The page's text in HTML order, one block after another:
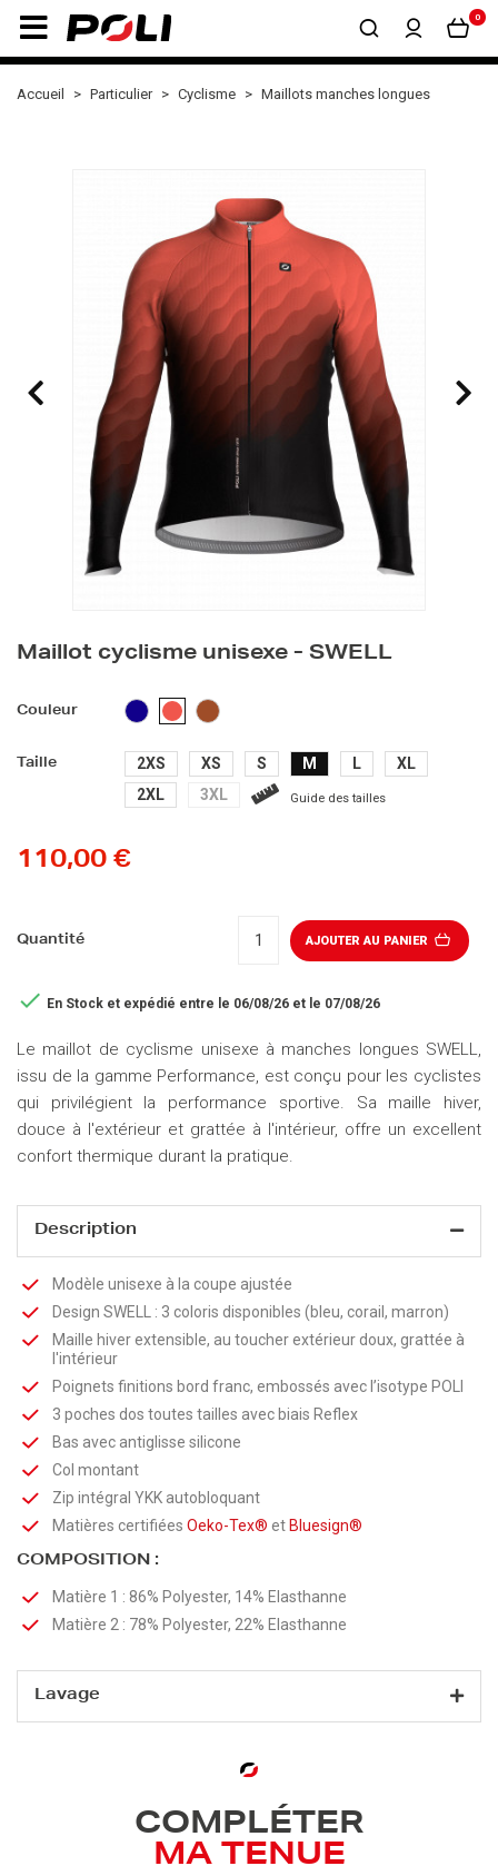
0
Accueil Particulier Cyclisme Maillots manches longues
Maillot cyclisme unisexe - SWELL
Couleur
BLEU
FONCÉ
CORAILMARRON
Taille 2XS XS S M L
XL
2XL
3XL Guide des tailles
110,00 €
Quantité AJOUTER AU PANIER
 En Stock et expédié entre le 06/08/26 et le 07/08/26
Le maillot de cyclisme unisexe à manches longues SWELL,
issu de la gamme Performance, est conçu pour les cyclistes
qui privilégient la performance sportive. Sa maille hiver,
douce à l'extérieur et grattée à l'intérieur, offre un excellent
confort thermique durant la pratique.
Description
Modèle unisexe à la coupe ajustée
Design SWELL : 3 coloris disponibles (bleu, corail, marron)
Maille hiver extensible, au toucher extérieur doux, grattée à
l'intérieur
Poignets finitions bord franc, embossés avec l’isotype POLI
3 poches dos toutes tailles avec biais Reflex
Bas avec antiglisse silicone
Col montant
Zip intégral YKK autobloquant
Matières certifiées Oeko-Tex® et Bluesign®
COMPOSITION :
Matière 1 : 86% Polyester, 14% Elasthanne
Matière 2 : 78% Polyester, 22% Elasthanne
Lavage
COMPLÉTER
MA TENUE